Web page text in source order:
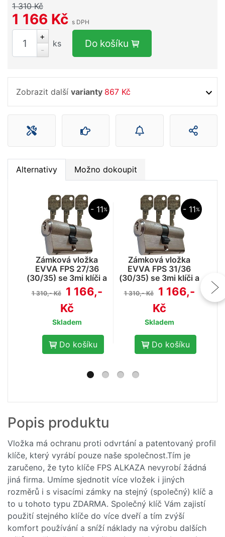
1 310 Kč
1 166 Kč s DPH
+
-
ks Do košíku
Zobrazit další varianty 867 Kč
Alternativy Možno dokoupit
- 11%
Zámková vložka
EVVA FPS 27/36
(30/35) se 3mi klíči a
ochranou proti
odvrtání
1 310,- Kč
1 166,-
Kč
Do košíku
Skladem
- 11%
Zámková vložka
EVVA FPS 31/36
(30/35) se 3mi klíči a
ochranou proti
odvrtání
1 310,- Kč
1 166,-
Kč
Do košíku
Skladem
- 10
Klíč EVVA k vložce
FPS
206,- Kč 185,-
Kč
Do košíku
Skladem
Popis produktu
Vložka má ochranu proti odvrtání a patentovaný profil
klíče, který vyrábí pouze naše společnost.Tím je
zaručeno, že tyto klíče FPS ALKAZA nevyrobí žádná
jiná firma. Umíme sjednotit více vložek i jiných
rozměrů i s visacími zámky na stejný (společný) klíč a
to u tohoto typu ZDARMA. Společný klíč Vám zajistí
použití stejného klíče do více dveří a tím zvýší
komfort používání a sníží náklady na výrobu dalších